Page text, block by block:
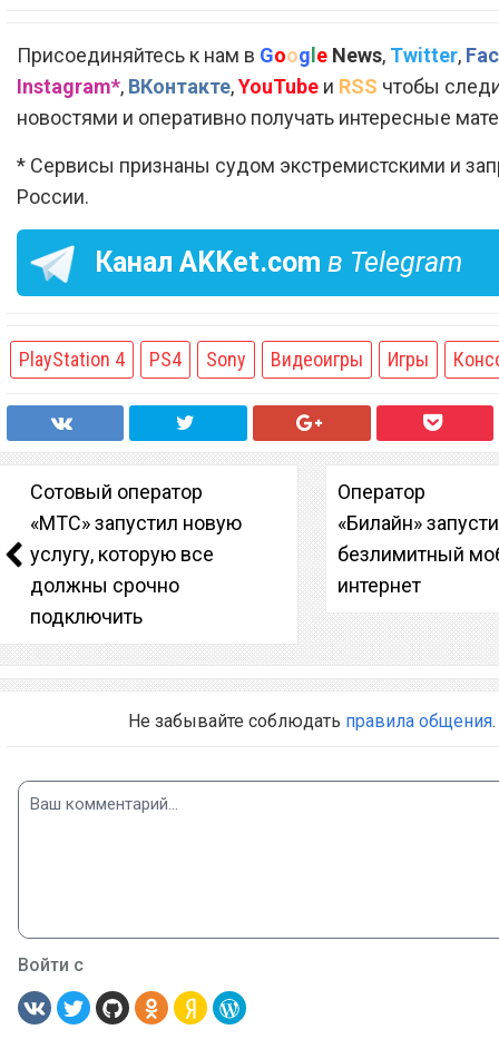
Присоединяйтесь к нам в Google News, Twitter,
Instagram*, ВКонтакте,YouTube и RSS чтобы
новостями и оперативно получать интересные
* Сервисы признаны судом экстремистскими и
России.
Канал AKKet.com в Telegram
PlayStation 4 PS4 Sony Видеоигры Игры
Сотовый оператор
«МТС» запустил новую
услугу, которую все
должны срочно
подключить
Оператор
«Билайн»
безлимитный
интернет
Не забывайте соблюдать правила общения.
Войти с